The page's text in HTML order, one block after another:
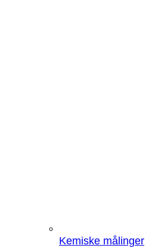
Kemiske målinger